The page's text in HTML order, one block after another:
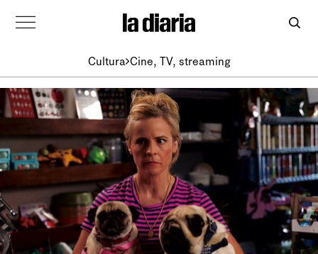
Cultura Cine, TV, streaming